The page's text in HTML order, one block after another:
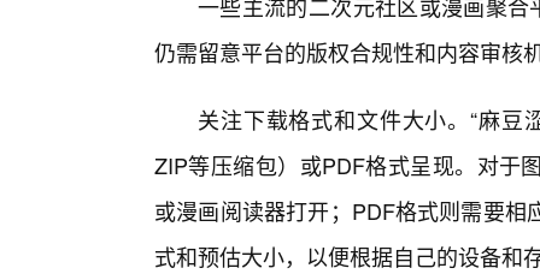
仍需留意平台的版权合规性和内容审核
关注下载格式和文件大小。“麻豆
ZIP等压缩包）或PDF格式呈现。对于
或漫画阅读器打开；PDF格式则需要
式和预估大小，以便根据自己的设备和